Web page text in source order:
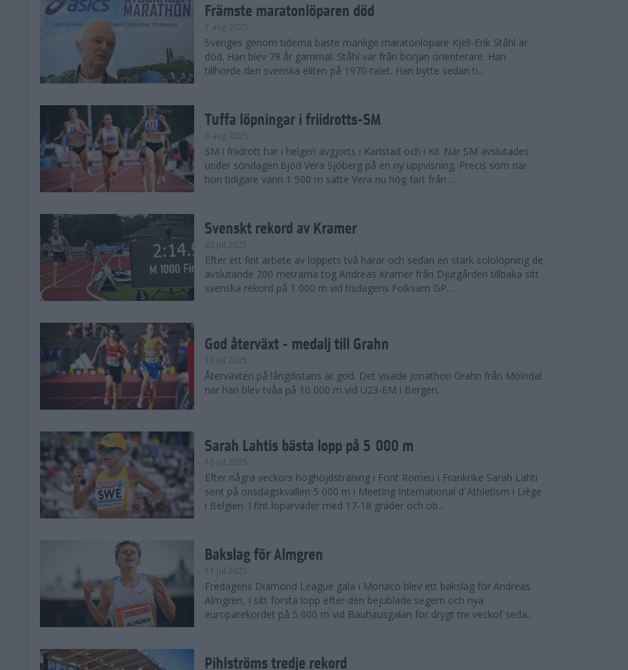
Främste maratonlöparen död
7 aug 2025
Sveriges genom tiderna bäste manlige maratonlöpare Kjell-Erik Ståhl är
död. Han blev 79 år gammal. Ståhl var från början orienterare. Han
tillhörde den svenska eliten på 1970-talet. Han bytte sedan ti...
Tuffa löpningar i friidrotts-SM
3 aug 2025
SM i friidrott har i helgen avgjorts i Karlstad och i Kil. När SM avslutades
under söndagen bjöd Vera Sjöberg på en ny uppvisning. Precis som när
hon tidigare vann 1 500 m satte Vera nu hög fart från ...
Svenskt rekord av Kramer
22 jul 2025
Efter ett fint arbete av loppets två harar och sedan en stark sololöpning de
avslutande 200 metrarna tog Andreas Kramer från Djurgården tillbaka sitt
svenska rekord på 1 000 m vid tisdagens Folksam GP...
God återväxt - medalj till Grahn
18 jul 2025
Återväxten på långdistans är god. Det visade Jonathon Grahn från Mölndal
när han blev tvåa på 10 000 m vid U23-EM i Bergen.
Sarah Lahtis bästa lopp på 5 000 m
16 jul 2025
Efter några veckors höghöjdsträning i Font Romeu i Frankrike Sarah Lahti
sent på onsdagskvällen 5 000 m i Meeting International d´Athletism i Liège
i Belgien. I fint löparväder med 17-18 grader och ob...
Bakslag för Almgren
11 jul 2025
Fredagens Diamond League gala i Monaco blev ett bakslag för Andreas
Almgren, I sitt första lopp efter den bejublade segern och nya
europarekordet på 5 000 m vid Bauhausgalan för drygt tre veckof seda...
Pihlströms tredje rekord